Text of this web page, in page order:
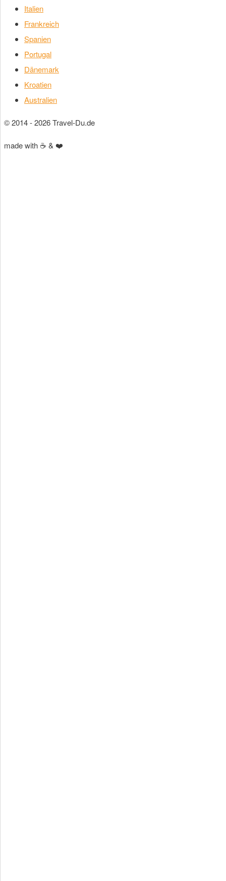
Italien
Frankreich
Spanien
Portugal
Dänemark
Kroatien
Australien
© 2014 - 2026 Travel-Du.de
made with ☕ & ❤️